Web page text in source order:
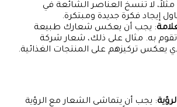
لا تنسخ العناصر الشائعة في
إيجاد فكرة جديدة ومبتكرة.
: يجب أن يعكس شعارك طبيعة
تقوم به. مثال على ذلك، شعار شركة
يعكس تركيزهم على المنتجات الغذائية.
: يجب أن يتماشى الشعار مع الرؤية